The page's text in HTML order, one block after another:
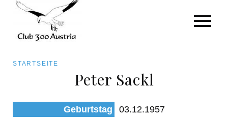
zum
Pfadnavigation
STARTSEITE
Peter Sackl
Geburtstag
03.12.1957
Art/Species
Status
Kategorie für die Österreich-Liste
Beobachtungen